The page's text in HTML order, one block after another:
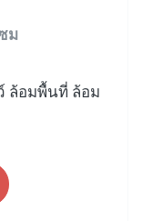
ม
ล้อมพื้นที่ ล้อม